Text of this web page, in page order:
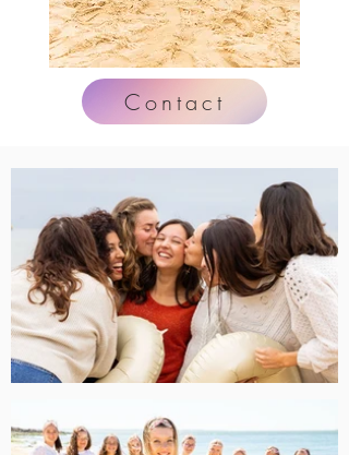
Contact